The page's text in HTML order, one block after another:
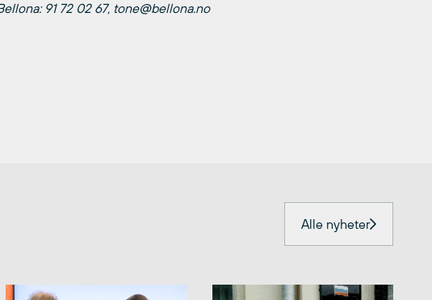
91 72 02 67, tone@bellona.no
Alle nyheter